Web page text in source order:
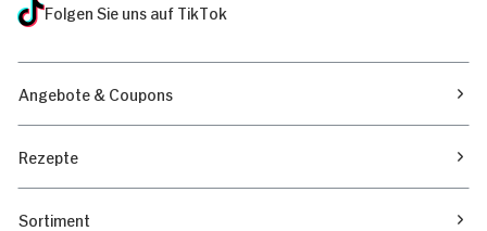
Folgen Sie uns auf TikTok
Angebote & Coupons
Rezepte
Sortiment